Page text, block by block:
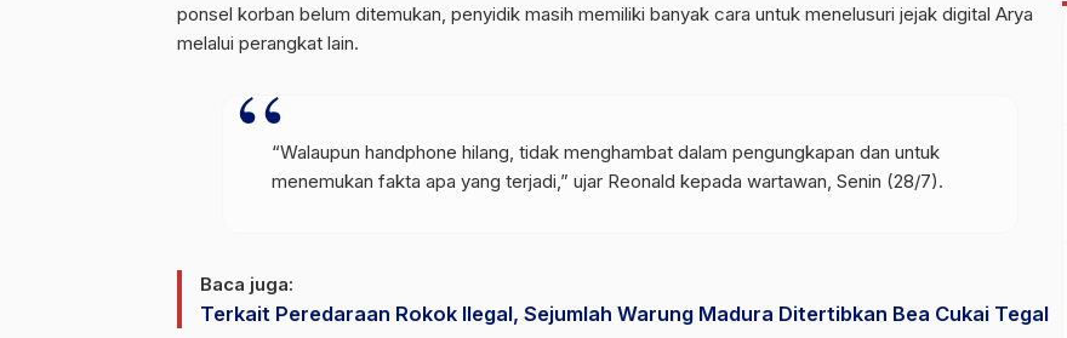
ponsel korban belum ditemukan, penyidik masih memiliki banyak cara untuk menelusuri jejak digital Arya
melalui perangkat lain.
“Walaupun handphone hilang, tidak menghambat dalam pengungkapan dan untuk
menemukan fakta apa yang terjadi,” ujar Reonald kepada wartawan, Senin (28/7).
Baca juga:
Terkait Peredaraan Rokok Ilegal, Sejumlah Warung Madura Ditertibkan Bea Cukai Tegal